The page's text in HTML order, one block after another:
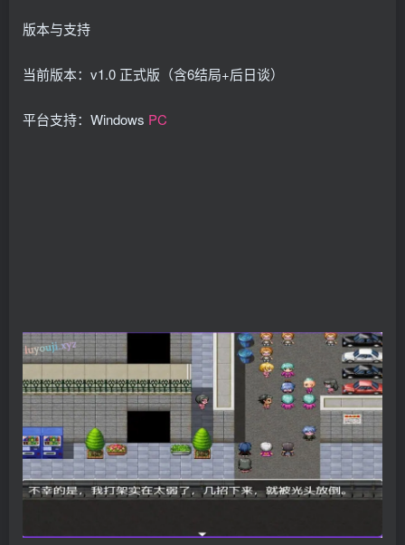
版本与支持
当前版本：v1.0 正式版（含6结局+后日谈）
平台支持：Windows PC